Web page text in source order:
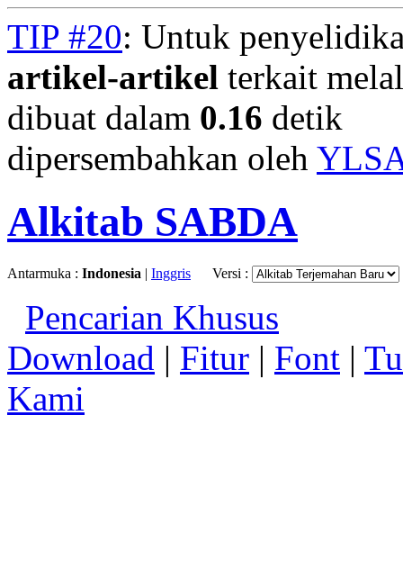
TIP #20: Untuk
artikel-artikel terkait
dibuat dalam 0.16 detik
dipersembahkan oleh
Alkitab SABDA
Antarmuka : Indonesia | Inggris Versi :
Pencarian Khusus
Download | Fitur | Font |
Kami